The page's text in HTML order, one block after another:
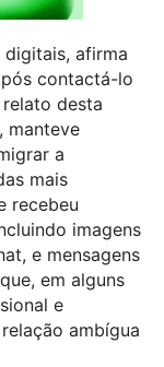
digitais, afirma
contactá-lo
desta
manteve
a
mais
recebeu
imagens
e mensagens
em alguns
e
ambígua